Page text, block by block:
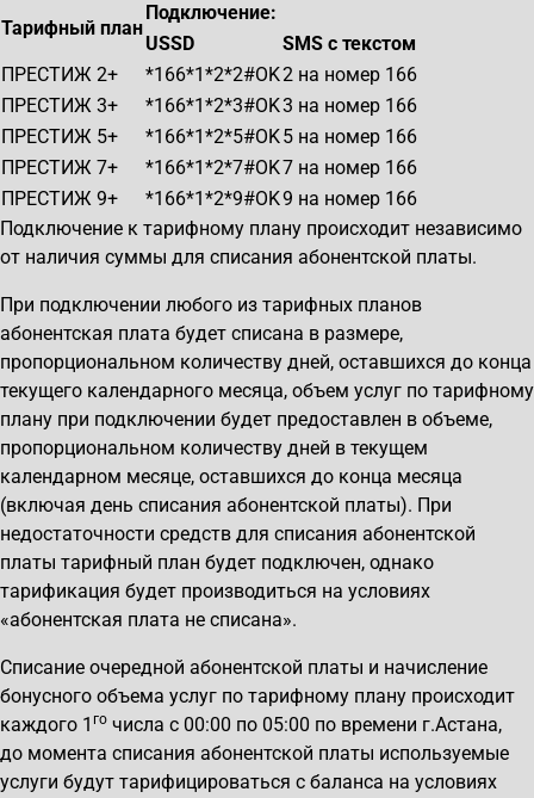
Тарифный план
Подключение:
USSD
SMS c текстом
ПРЕСТИЖ 2+
*166*1*2*2#OK2 на номер 166
ПРЕСТИЖ 3+
*166*1*2*3#OK3 на номер 166
ПРЕСТИЖ 5+
*166*1*2*5#OK5 на номер 166
ПРЕСТИЖ 7+
*166*1*2*7#OK7 на номер 166
ПРЕСТИЖ 9+
*166*1*2*9#OK9 на номер 166
Подключение к тарифному плану происходит независимо
от наличия суммы для списания абонентской платы.
При подключении любого из тарифных планов
абонентская плата будет списана в размере,
пропорциональном количеству дней, оставшихся до конца
текущего календарного месяца, объем услуг по тарифному
плану при подключении будет предоставлен в объеме,
пропорциональном количеству дней в текущем
календарном месяце, оставшихся до конца месяца
(включая день списания абонентской платы). При
недостаточности средств для списания абонентской
платы тарифный план будет подключен, однако
тарификация будет производиться на условиях
«абонентская плата не списана».
Списание очередной абонентской платы и начисление
бонусного объема услуг по тарифному плану происходит
каждого 1 го числа с 00:00 по 05:00 по времени г.Астана,
до момента списания абонентской платы используемые
услуги будут тарифицироваться с баланса на условиях